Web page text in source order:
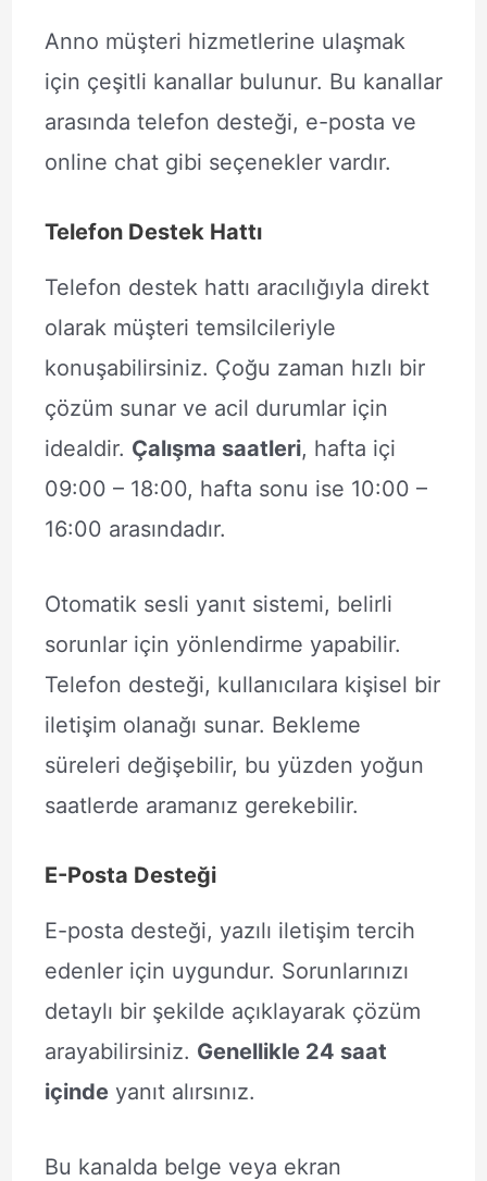
Anno müşteri hizmetlerine ulaşmak
için çeşitli kanallar bulunur. Bu kanallar
arasında telefon desteği, e-posta ve
online chat gibi seçenekler vardır.
Telefon Destek Hattı
Telefon destek hattı aracılığıyla direkt
olarak müşteri temsilcileriyle
konuşabilirsiniz. Çoğu zaman hızlı bir
çözüm sunar ve acil durumlar için
idealdir. Çalışma saatleri, hafta içi
09:00 – 18:00, hafta sonu ise 10:00 –
16:00 arasındadır.
Otomatik sesli yanıt sistemi, belirli
sorunlar için yönlendirme yapabilir.
Telefon desteği, kullanıcılara kişisel bir
iletişim olanağı sunar. Bekleme
süreleri değişebilir, bu yüzden yoğun
saatlerde aramanız gerekebilir.
E-Posta Desteği
E-posta desteği, yazılı iletişim tercih
edenler için uygundur. Sorunlarınızı
detaylı bir şekilde açıklayarak çözüm
arayabilirsiniz. Genellikle 24 saat
içindeyanıt alırsınız.
Bu kanalda belge veya ekran